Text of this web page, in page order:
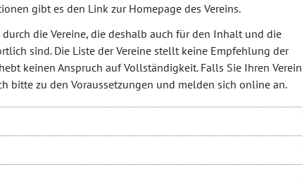
gibt es den Link zur Homepage des Vereins.
die Vereine, die deshalb auch für den Inhalt und die
sind. Die Liste der Vereine stellt keine Empfehlung der
keinen Anspruch auf Vollständigkeit. Falls Sie Ihren Verein
bitte zu den Voraussetzungen und melden sich online an.